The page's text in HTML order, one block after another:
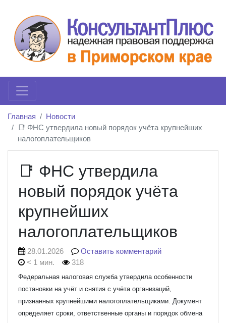
Главная
Новости
📑 ФНС утвердила новый порядок учёта крупнейших
налогоплательщиков
📑 ФНС утвердила
новый порядок учёта
крупнейших
налогоплательщиков
28.01.2026
Оставить комментарий
< 1 мин.
318
Федеральная налоговая служба утвердила особенности
постановки на учёт и снятия с учёта организаций,
признанных крупнейшими налогоплательщиками. Документ
определяет сроки, ответственные органы и порядок обмена